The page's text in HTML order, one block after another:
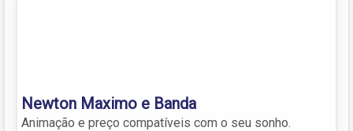
Newton Maximo e Banda
Animação e preço compatíveis com o seu sonho.